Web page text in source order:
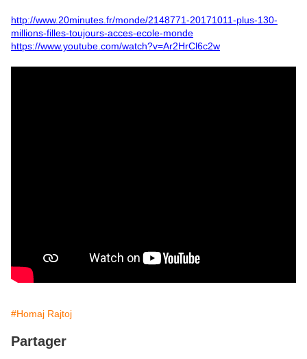
http://www.20minutes.fr/monde/2148771-20171011-plus-130-
millions-filles-toujours-acces-ecole-monde
https://www.youtube.com/watch?v=Ar2HrCl6c2w
#Homaj Rajtoj
Partager